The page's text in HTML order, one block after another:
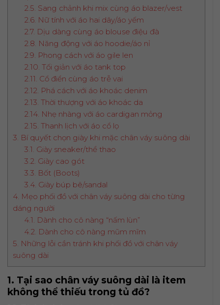
2.5. Sang chảnh khi mix cùng áo blazer/vest
2.6. Nữ tính với áo hai dây/áo yếm
2.7. Dịu dàng cùng áo blouse điệu đà
2.8. Năng động với áo hoodie/áo nỉ
2.9. Phong cách với áo gile len
2.10. Tối giản với áo tank top
2.11. Cổ điển cùng áo trễ vai
2.12. Phá cách với áo khoác denim
2.13. Thời thượng với áo khoác da
2.14. Nhẹ nhàng với áo cardigan mỏng
2.15. Thanh lịch với áo cổ lọ
3. Bí quyết chọn giày khi mặc chân váy suông dài
3.1. Giày sneaker/thể thao
3.2. Giày cao gót
3.3. Bốt (Boots)
3.4. Giày búp bê/sandal
4. Mẹo phối đồ với chân váy suông dài cho từng
dáng người
4.1. Dành cho cô nàng “nấm lùn”
4.2. Dành cho cô nàng mũm mĩm
5. Những lỗi cần tránh khi phối đồ với chân váy
suông dài
1. Tại sao chân váy suông dài là item
không thể thiếu trong tủ đồ?